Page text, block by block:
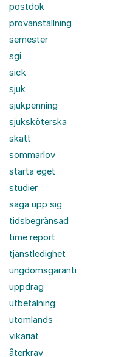
postdok
provanställning
semester
sgi
sick
sjuk
sjukpenning
sjuksköterska
skatt
sommarlov
starta eget
studier
säga upp sig
tidsbegränsad
time report
tjänstledighet
ungdomsgaranti
uppdrag
utbetalning
utomlands
vikariat
återkrav